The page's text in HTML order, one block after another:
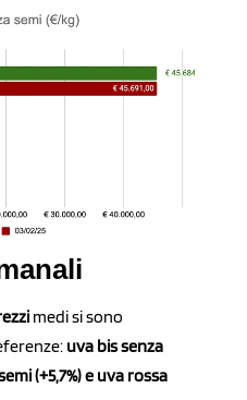
medi si sono
uva bis senza
(+5,7%) e uva rossa